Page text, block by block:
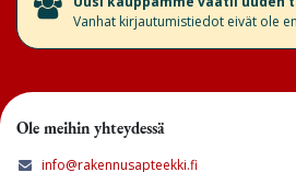
Vanhat kirjautumistiedot eivät ole
Ole meihin yhteydessä
info@rakennusapteekki.fi